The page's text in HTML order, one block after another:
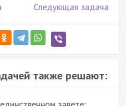
Следующая задача
также решают: